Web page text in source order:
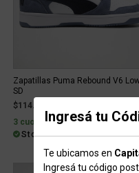
Ingresá tu
Te ubicamos en
Ingresá tu código
Zapatillas Puma Rebound V6
SD
$114.999
3 cuotas sin interés de $38.333
Stock para envío